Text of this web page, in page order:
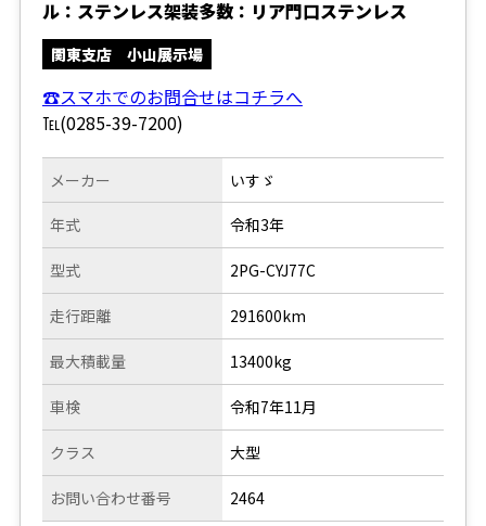
ル：ステンレス架装多数：リア門口ステンレス
関東支店 小山展示場
☎スマホでのお問合せはコチラへ
℡(0285-39-7200)
メーカー
年式
型式
走行距離
いすゞ
令和3年
2PG-CYJ77C
291600km
最大積載量
車検
クラス
お問い合わせ番号
13400kg
令和7年11月
大型
2464